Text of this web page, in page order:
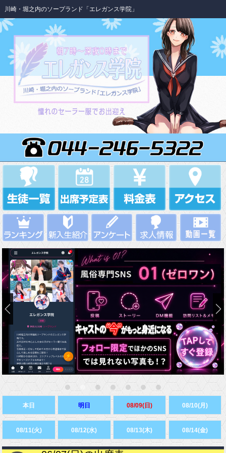
川崎・堀之内のソープランド「エレガンス学院」
本日 明日 08/09(日) 08/10(月)
08/11(火) 08/12(水) 08/13(木) 08/14(金)